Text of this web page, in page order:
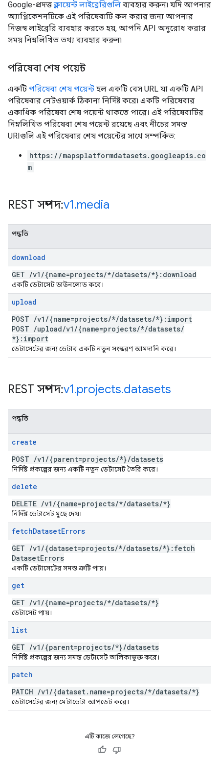
Google-প্রদত্তক্লায়েন্ট লাইব্রেরিগুলি ব্যবহার করুন৷ যদি আপনার
অ্যাপ্লিকেশনটিকে এই পরিষেবাটি কল করার জন্য আপনার
নিজস্ব লাইব্রেরি ব্যবহার করতে হয়, আপনি API অনুরোধ করার
সময় নিম্নলিখিত তথ্য ব্যবহার করুন৷
পরিষেবা শেষ পয়েন্ট
একটি পরিষেবা শেষ পয়েন্ট হল একটি বেস URL যা একটি API
পরিষেবার নেটওয়ার্ক ঠিকানা নির্দিষ্ট করে৷ একটি পরিষেবার
একাধিক পরিষেবা শেষ পয়েন্ট থাকতে পারে। এই পরিষেবাটির
নিম্নলিখিত পরিষেবা শেষ পয়েন্ট রয়েছে এবং নীচের সমস্ত
URIগুলি এই পরিষেবার শেষ পয়েন্টের সাথে সম্পর্কিত:
https://mapsplatformdatasets.googleapis.co
m
REST সম্পদ:v1.media
পদ্ধতি
download
GET /v1 /{name=projects/*/datasets/*}:download
একটি ডেটাসেট ডাউনলোড করে।
upload
POST /v1 /{name=projects/*/datasets/*}:import
POST /upload/v1 /{name=projects/*/datasets/
*}:import
ডেটাসেটের জন্য ডেটার একটি নতুন সংস্করণ আমদানি করে।
REST সম্পদ:v1.projects.datasets
পদ্ধতি
create
POST /v1 /{parent=projects/*}/datasets
নির্দিষ্ট প্রকল্পের জন্য একটি নতুন ডেটাসেট তৈরি করে।
delete
DELETE /v1 /{name=projects/*/datasets/*}
নির্দিষ্ট ডেটাসেট মুছে দেয়।
fetchDatasetErrors
GET /v1 /{dataset=projects/*/datasets/*}:fetch
DatasetErrors
একটি ডেটাসেটের সমস্ত ত্রুটি পায়।
get
GET /v1 /{name=projects/*/datasets/*}
ডেটাসেট পায়।
list
GET /v1 /{parent=projects/*}/datasets
নির্দিষ্ট প্রকল্পের জন্য সমস্ত ডেটাসেট তালিকাভুক্ত করে।
patch
PATCH /v1 /{dataset. name=projects/*/datasets/*}
ডেটাসেটের জন্য মেটাডেটা আপডেট করে।
এটি কাজে লেগেছে?